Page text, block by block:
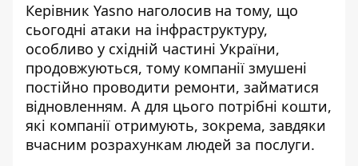
Керівник Yasno наголосив на тому, що
сьогодні атаки на інфраструктуру,
особливо у східній частині України,
продовжуються, тому компанії змушені
постійно проводити ремонти, займатися
відновленням. А для цього потрібні кошти,
які компанії отримують, зокрема, завдяки
вчасним розрахункам людей за послуги.